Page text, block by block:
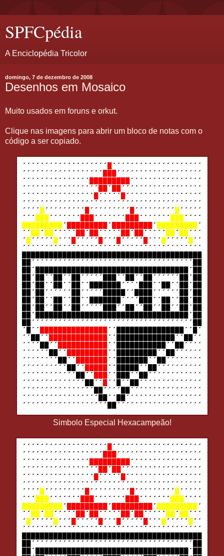
SPFCpédia
A Enciclopédia Tricolor
domingo, 7 de dezembro de 2008
Desenhos em Mosaico
Muito usados em foruns e orkut.
Clique nas imagens para abrir um bloco de notas com o
código a ser copiado.
Simbolo Especial Hexacampeão!